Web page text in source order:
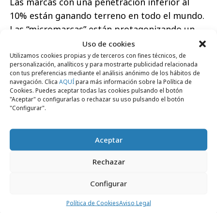
Uso de cookies
Utilizamos cookies propias y de terceros con fines técnicos, de
personalización, analíticos y para mostrarte publicidad relacionada
con tus preferencias mediante el análisis anónimo de los hábitos de
navegación. Clica AQUÍpara más información sobre la Política de
Cookies. Puedes aceptar todas las cookies pulsando el botón
"Aceptar" o configurarlas o rechazar su uso pulsando el botón
"Configurar".
Aceptar
Rechazar
Configurar
Política de CookiesAviso Legal
10% están ganando terreno en todo el mundo.
Las “micromarcas” están protagonizando un
crecimiento desproporcionado de los bienes
de consumo, y tratan de desafiar conceptos,
ideas y necesidades, ya establecidos, de los
consumidores.
En cuanto a los ideales que mueven a las
aquellas que defiendan principios activistas, y
esperan que estas se alineen con sus valores
personales. No obstante, los consumidores no
denomina la brecha entre el valor de compra y